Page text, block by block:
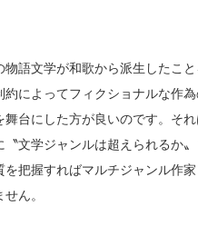
語文学が和歌から派生したこ
約によってフィクショナルな作
舞台にした方が良いのです。そ
〝文学ジャンルは超えられるか
を把握すればマルチジャンル作
ん。